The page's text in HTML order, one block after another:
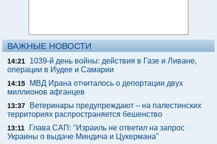
ВАЖНЫЕ НОВОСТИ
14:21
1039-й день войны: действия в Газе и Ливане,
операции в Иудее и Самарии
14:15
МВД Ирана отчиталось о депортации двух
миллионов афганцев
13:37
Ветеринары предупреждают – на палестинских
территориях распространяется бешенство
13:11
Глава САП: "Израиль не ответил на запрос
Украины о выдаче Миндича и Цукермана"